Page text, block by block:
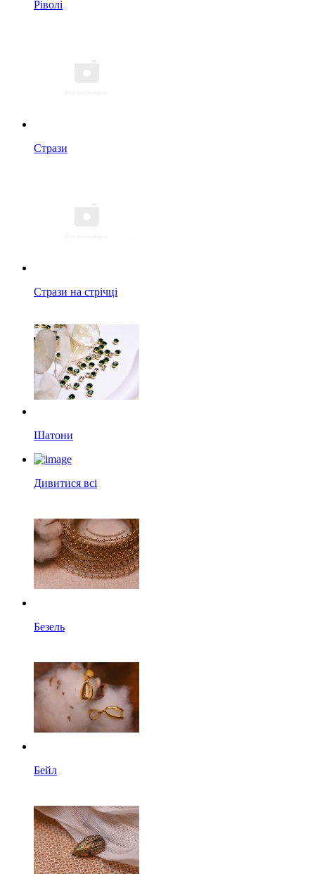
Ріволі
Стрази
Стрази на стрічці
Шатони
Дивитися всі
Безель
Бейл